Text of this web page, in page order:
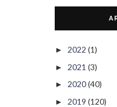
► 2022 (1)
► 2021 (3)
► 2020(40)
► 2019 (120)